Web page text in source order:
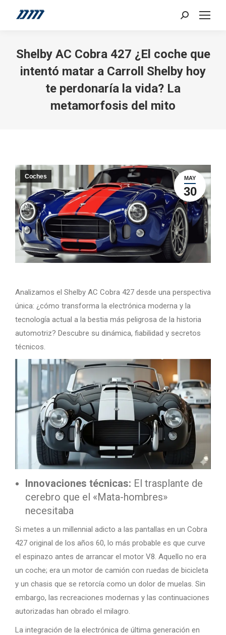
Search:
Shelby AC Cobra 427 ¿El coche que
intentó matar a Carroll Shelby hoy
te perdonaría la vida? La
metamorfosis del mito
MAY
30
Coches
Analizamos el Shelby AC Cobra 427 desde una perspectiva
única: ¿cómo transforma la electrónica moderna y la
tecnología actual a la bestia más peligrosa de la historia
automotriz? Descubre su dinámica, fiabilidad y secretos
técnicos.
Innovaciones técnicas: El trasplante de
cerebro que el «Mata-hombres»
necesitaba
Si metes a un millennial adicto a las pantallas en un Cobra
427 original de los años 60, lo más probable es que curve
el espinazo antes de arrancar el motor V8. Aquello no era
un coche; era un motor de camión con ruedas de bicicleta
y un chasis que se retorcía como un dolor de muelas. Sin
embargo, las recreaciones modernas y las continuaciones
autorizadas han obrado el milagro.
La integración de la electrónica de última generación en